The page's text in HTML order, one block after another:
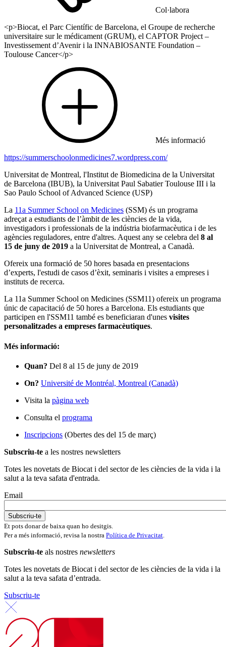
Col·labora
<p>Biocat, el Parc Científic de Barcelona, el Groupe de recherche
universitaire sur le médicament (GRUM), el CAPTOR Project –
Investissement d’Avenir i la INNABIOSANTE Foundation –
Toulouse Cancer</p>
Més informació
https://summerschoolonmedicines7.wordpress.com/
Universitat de Montreal, l'Institut de Biomedicina de la Universitat
de Barcelona (IBUB)​, ​la Universitat Paul Sabatier Toulouse III ​i la
Sao Paulo School of Advanced Science (USP)
La 11a Summer School on Medicines (SSM) és un programa
adreçat a estudiants de l’àmbit de les ciències de la vida,
investigadors i professionals de la indústria biofarmacèutica i de les
agències reguladores, entre d'altres. Aquest any se celebra del 8 al
15 de juny de 2019 a la Universitat de Montreal, a Canadà.
Ofereix una formació de 50 hores basada en presentacions
d’experts, l'estudi de casos d’èxit, seminaris i visites a empreses i
instituts de recerca.
La 11a Summer School on Medicines (SSM11) ofereix un programa
únic de capacitació de 50 hores a Barcelona. Els estudiants que
participen en l'SSM11 també es beneficiaran d'unes visites
personalitzades a empreses farmacèutiques.
Més informació:
Quan? Del 8 al 15 de juny de 2019
On? Université de Montréal, Montreal (Canadà)
Visita la pàgina web
Consulta el programa
Inscripcions (Obertes des del 15 de març)
Subscriu-te a les nostres newsletters
Totes les novetats de Biocat i del sector de les ciències de la vida i la
salut a la teva safata d'entrada.
Email
Et pots donar de baixa quan ho desitgis.
Per a més informació, revisa la nostra Política de Privacitat
Subscriu-te als nostres newsletters
Totes les novetats de Biocat i del sector de les ciències de la vida i la
salut a la teva safata d’entrada.
Subscriu-te